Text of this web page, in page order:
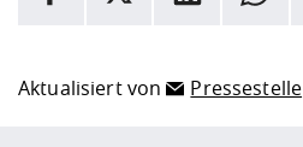
Aktualisiert von Pressestelle